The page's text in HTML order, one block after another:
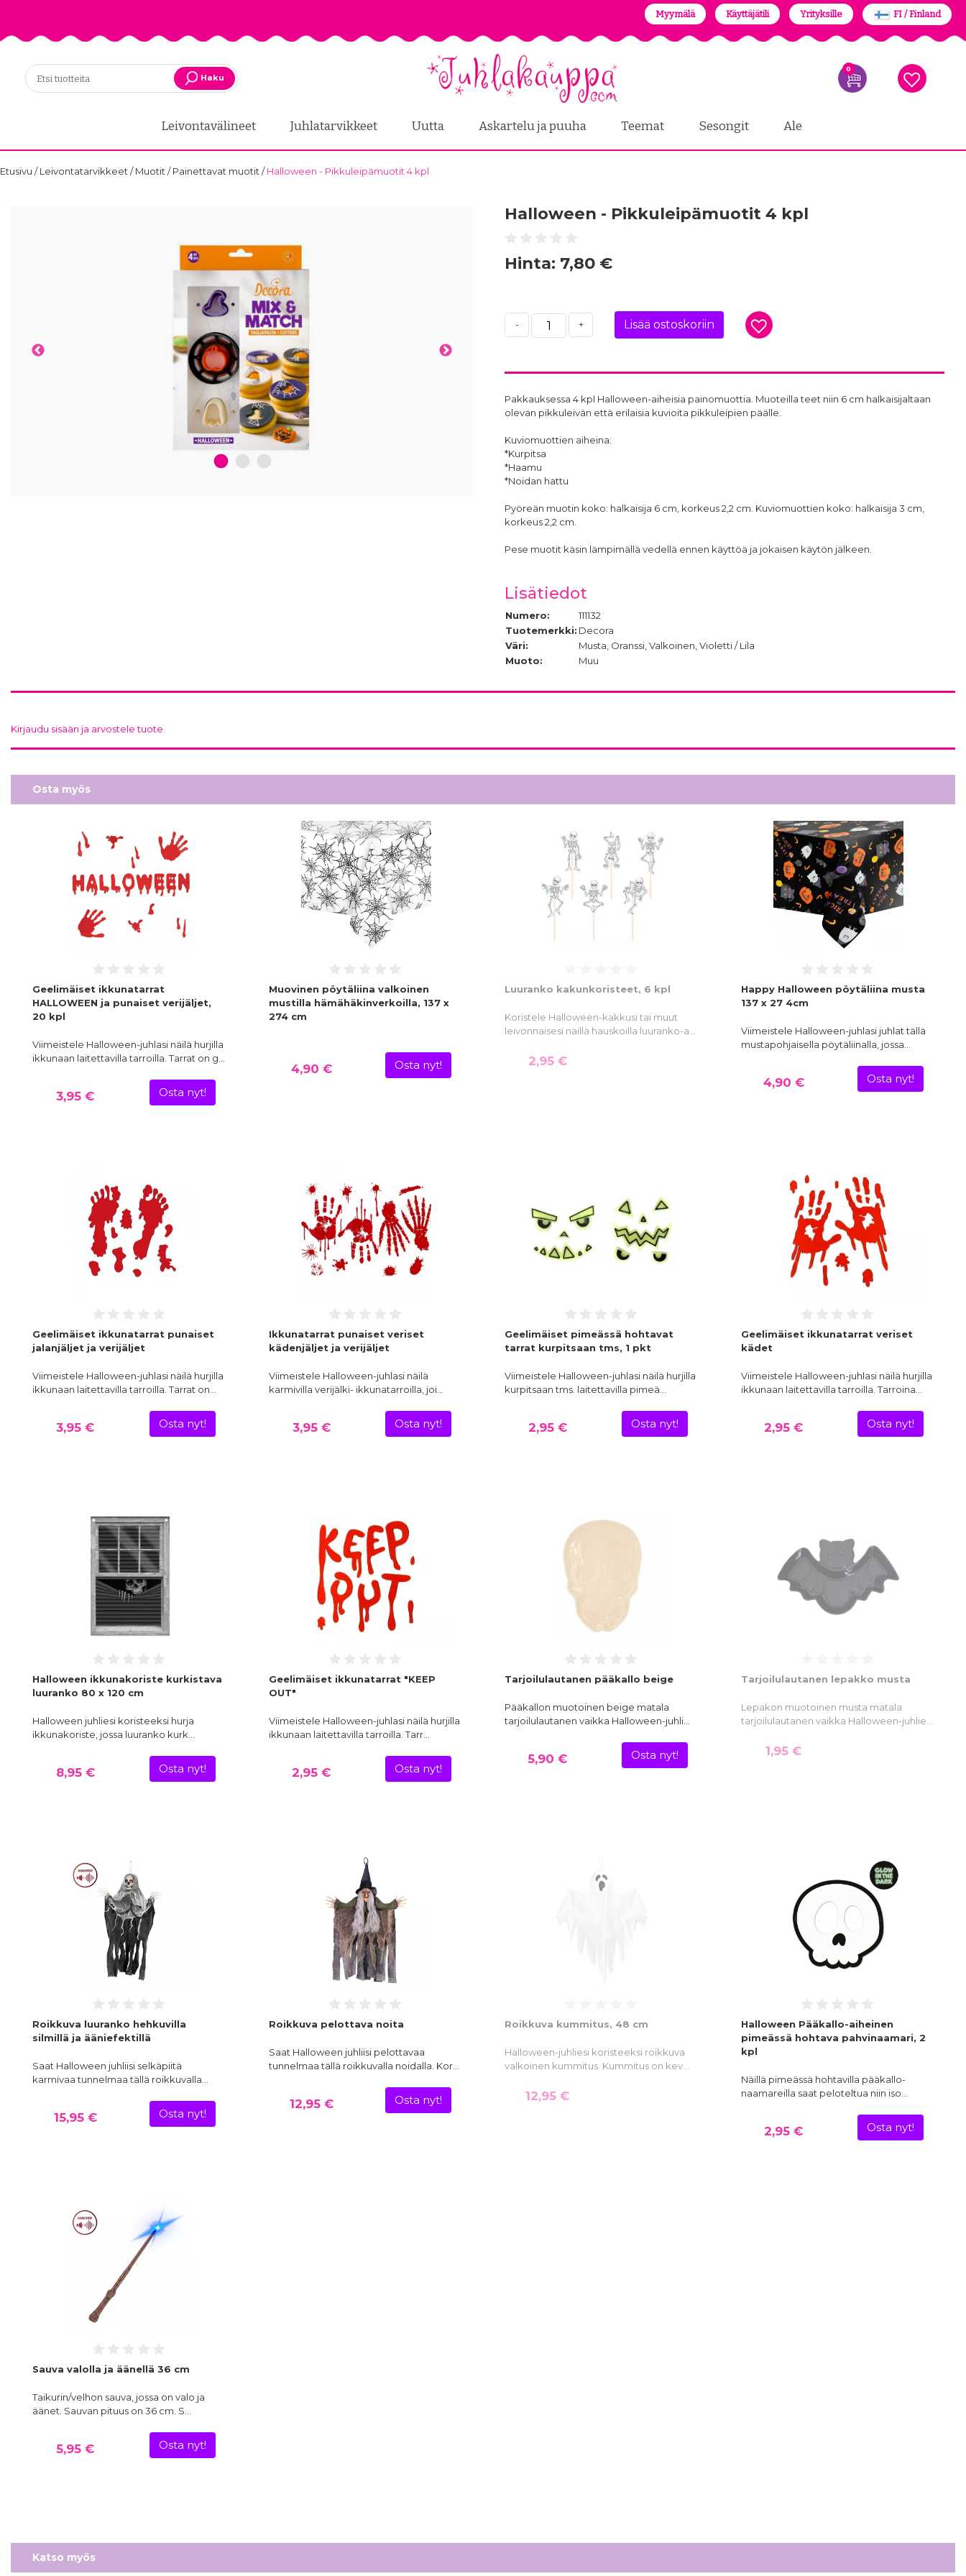
Myymälä Käyttäjätili Yrityksille FI / Finland
Haku
0
Leivontavälineet Juhlatarvikkeet Uutta Askartelu ja puuha Teemat Sesongit Ale
Etusivu /Leivontatarvikkeet /Muotit /Painettavat muotit /Halloween - Pikkuleipämuotit 4 kpl
1 2 3
Halloween - Pikkuleipämuotit 4 kpl
Hinta: 7,80 €
- + Lisää ostoskoriin
Pakkauksessa 4 kpl Halloween-aiheisia painomuottia. Muoteilla teet niin 6 cm halkaisijaltaan
olevan pikkuleivän että erilaisia kuvioita pikkuleipien päälle.
Kuviomuottien aiheina:
*Kurpitsa
*Haamu
*Noidan hattu
Pyöreän muotin koko: halkaisija 6 cm, korkeus 2,2 cm. Kuviomuottien koko: halkaisija 3 cm,
korkeus 2,2 cm.
Pese muotit käsin lämpimällä vedellä ennen käyttöä ja jokaisen käytön jälkeen.
Lisätiedot
Numero:
111132
Tuotemerkki: Decora
Väri:
Musta, Oranssi, Valkoinen, Violetti / Lila
Muoto:
Muu
Kirjaudu sisään ja arvostele tuote.
Osta myös
Geelimäiset ikkunatarrat
HALLOWEEN ja punaiset verijäljet,
20 kpl
Viimeistele Halloween-juhlasi näilä hurjilla
ikkunaan laitettavilla tarroilla. Tarrat on g…
3,95 € Osta nyt!
Muovinen pöytäliina valkoinen
mustilla hämähäkinverkoilla, 137 x
274 cm
4,90 € Osta nyt!
Luuranko kakunkoristeet, 6 kpl
Koristele Halloween-kakkusi tai muut
leivonnaisesi näillä hauskoilla luuranko-a…
2,95 €
Happy Halloween pöytäliina musta
137 x 27 4cm
Viimeistele Halloween-juhlasi juhlat tällä
mustapohjaisella pöytäliinalla, jossa…
4,90 € Osta nyt!
Geelimäiset ikkunatarrat punaiset
jalanjäljet ja verijäljet
Viimeistele Halloween-juhlasi näilä hurjilla
ikkunaan laitettavilla tarroilla. Tarrat on…
3,95 € Osta nyt!
Ikkunatarrat punaiset veriset
kädenjäljet ja verijäljet
Viimeistele Halloween-juhlasi näilä
karmivilla verijälki- ikkunatarroilla, joi…
3,95 € Osta nyt!
Geelimäiset pimeässä hohtavat
tarrat kurpitsaan tms, 1 pkt
Viimeistele Halloween-juhlasi näilä hurjilla
kurpitsaan tms. laitettavilla pimeä…
2,95 € Osta nyt!
Geelimäiset ikkunatarrat veriset
kädet
Viimeistele Halloween-juhlasi näilä hurjilla
ikkunaan laitettavilla tarroilla. Tarroina…
2,95 € Osta nyt!
Halloween ikkunakoriste kurkistava
luuranko 80 x 120 cm
Halloween juhliesi koristeeksi hurja
ikkunakoriste, jossa luuranko kurk…
8,95 € Osta nyt!
Geelimäiset ikkunatarrat "KEEP
OUT"
Viimeistele Halloween-juhlasi näilä hurjilla
ikkunaan laitettavilla tarroilla. Tarr…
2,95 € Osta nyt!
Tarjoilulautanen pääkallo beige
Pääkallon muotoinen beige matala
tarjoilulautanen vaikka Halloween-juhli…
5,90 € Osta nyt!
Tarjoilulautanen lepakko musta
Lepakon muotoinen musta matala
tarjoilulautanen vaikka Halloween-juhlie…
1,95 €
Roikkuva luuranko hehkuvilla
silmillä ja ääniefektillä
Saat Halloween juhliisi selkäpiitä
karmivaa tunnelmaa tällä roikkuvalla…
15,95 € Osta nyt!
Roikkuva pelottava noita
Saat Halloween juhliisi pelottavaa
tunnelmaa tällä roikkuvalla noidalla. Kor…
12,95 € Osta nyt!
Roikkuva kummitus, 48 cm
Halloween-juhliesi koristeeksi roikkuva
valkoinen kummitus. Kummitus on kev…
12,95 €
Halloween Pääkallo-aiheinen
pimeässä hohtava pahvinaamari, 2
kpl
Näillä pimeässä hohtavilla pääkallo-
naamareilla saat peloteltua niin iso…
2,95 € Osta nyt!
Sauva valolla ja äänellä 36 cm
Taikurin/velhon sauva, jossa on valo ja
äänet. Sauvan pituus on 36 cm. S…
5,95 € Osta nyt!
Katso myös